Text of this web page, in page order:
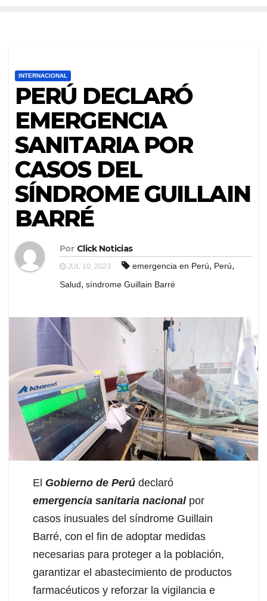
INTERNACIONAL
PERÚ DECLARÓ
EMERGENCIA
SANITARIA POR
CASOS DEL
SÍNDROME GUILLAIN
BARRÉ
Por Click Noticias
JUL 10, 2023 emergencia en Perú, Perú,
Salud, síndrome Guillain Barré
El Gobierno de Perú declaró
emergencia sanitaria nacionalpor
casos inusuales del síndrome Guillain
Barré, con el fin de adoptar medidas
necesarias para proteger a la población,
garantizar el abastecimiento de productos
farmacéuticos y reforzar la vigilancia e